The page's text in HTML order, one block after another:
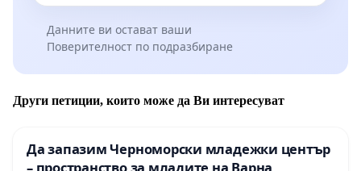
Данните ви остават ваши
Поверителност по подразбиране
Други петиции, които може да Ви интересуват
Да запазим Черноморски младежки център